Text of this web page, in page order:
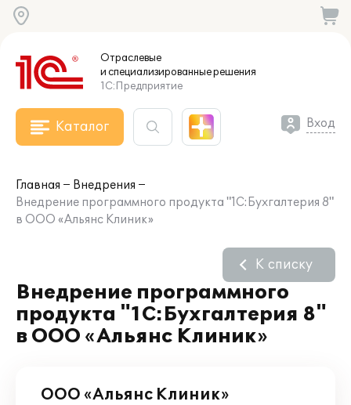
Отраслевые
и специализированныерешения
1С:Предприятие
Каталог Вход
Главная
Внедрения
Внедрение программного продукта "1С:Бухгалтерия 8"
в ООО «Альянс Клиник»
Внедрение программного
продукта "1С:Бухгалтерия 8"
в ООО «Альянс Клиник»
К списку
ООО «Альянс Клиник»